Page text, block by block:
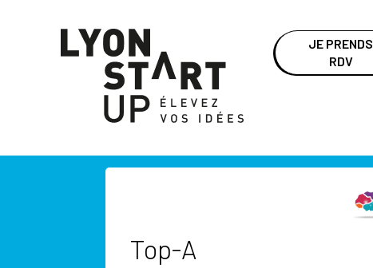
JE PRENDS
RDV
Top-A